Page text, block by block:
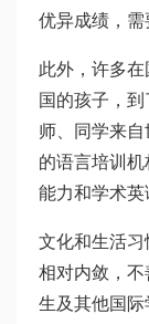
优异成绩，需
此外，许多
国的孩子，
师、同学来
的语言培训
能力和学术英
文化和生活
相对内敛，
生及其他国